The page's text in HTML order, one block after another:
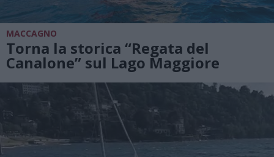
MACCAGNO
Torna la storica “Regata del
Canalone” sul Lago Maggiore